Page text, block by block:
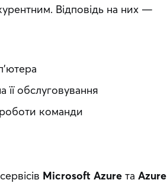
Відповідь на них —
її обслуговування
команди
Microsoft Azure та Azure